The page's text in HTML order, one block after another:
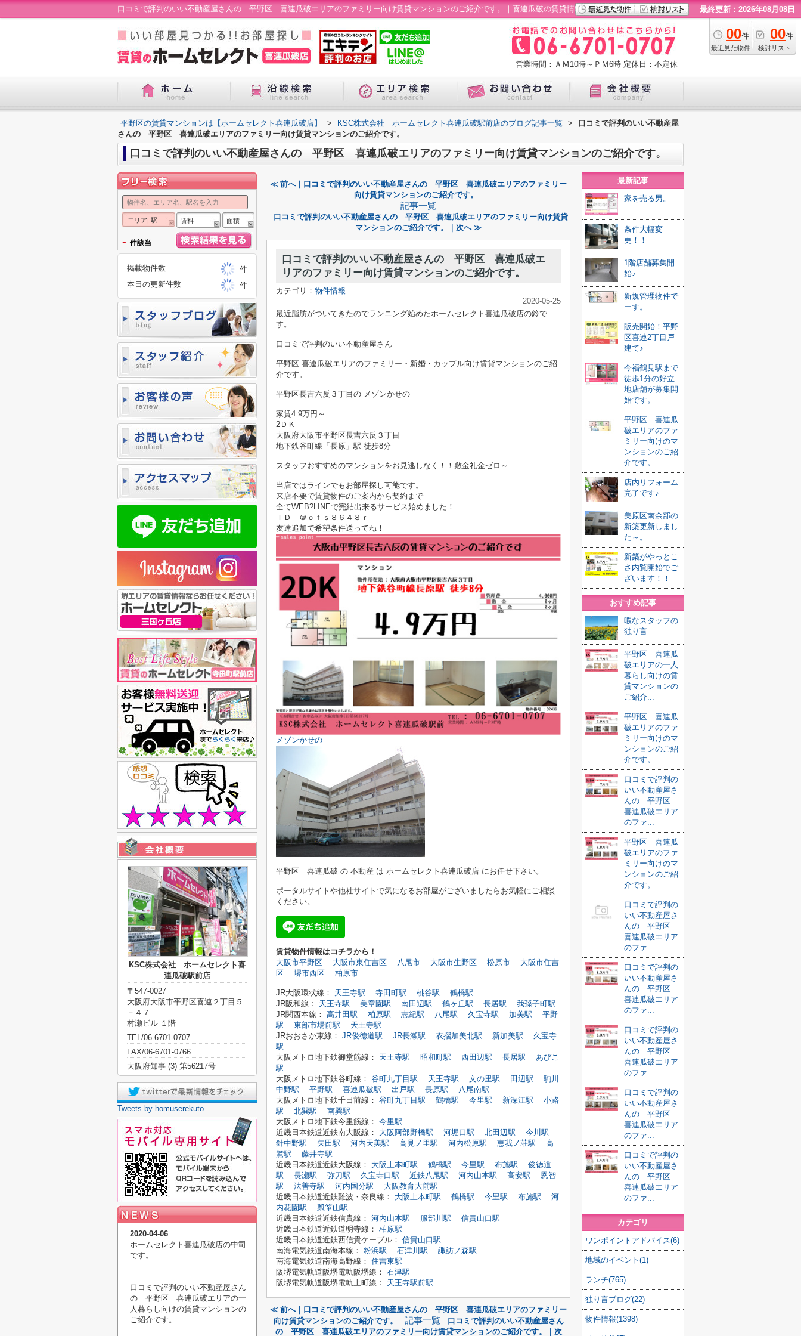
口コミで評判のいい不動産屋さんの 平野区 喜連瓜破エリアのファミリー向け賃貸マンションのご紹介です。｜喜連瓜破の賃貸情報｜ホームセレクト喜連瓜破店 最終更新：2026年08月08日
00件
最近見た物件
00件
検討リスト
営業時間：ＡＭ10時～ＰＭ6時 定休日：不定休
平野区の賃貸マンションは【ホームセレクト喜連瓜破店】 > KSC株式会社 ホームセレクト喜連瓜破駅前店のブログ記事一覧 >
口コミで評判のいい不動産屋
さんの 平野区 喜連瓜破エリアのファミリー向け賃貸マンションのご紹介です。
口コミで評判のいい不動産屋さんの 平野区 喜連瓜破エリアのファミリー向け賃貸マンションのご紹介です。
≪ 前へ｜口コミで評判のいい不動産屋さんの 平野区 喜連瓜破エリアのファミリー
向け賃貸マンションのご紹介です。
記事一覧
口コミで評判のいい不動産屋さんの 平野区 喜連瓜破エリアのファミリー向け賃貸
マンションのご紹介です。｜次へ ≫
口コミで評判のいい不動産屋さんの 平野区 喜連瓜破エ
リアのファミリー向け賃貸マンションのご紹介です。
カテゴリ： 物件情報
2020-05-25
最近脂肪がついてきたのでランニング始めたホームセレクト喜連瓜破店の鈴で
す。
口コミで評判のいい不動産屋さん
平野区 喜連瓜破エリアのファミリー・新婚・カップル向け賃貸マンションのご紹
介です。
平野区長吉六反３丁目の メゾンかせの
家賃4.9万円～
2ＤＫ
大阪府大阪市平野区長吉六反３丁目
地下鉄谷町線「長原」駅 徒歩8分
スタッフおすすめのマンションをお見逃しなく！！敷金礼金ゼロ～
当店ではラインでもお部屋探し可能です。
来店不要で賃貸物件のご案内から契約まで
全てWEB?LINEで完結出来るサービス始めました！
ＩＤ ＠ｏｆｓ８６４８ｒ
友達追加で希望条件送ってね！
メゾンかせの
平野区 喜連瓜破 の 不動産 は ホームセレクト喜連瓜破店 にお任せ下さい。
ポータルサイトや他社サイトで気になるお部屋がございましたらお気軽にご相談
ください。
賃貸物件情報はコチラから！
大阪市平野区
大阪市東住吉区 八尾市 大阪市生野区 松原市
大阪市住吉
区
堺市西区 柏原市
JR大阪環状線： 天王寺駅 寺田町駅 桃谷駅
鶴橋駅
JR阪和線： 天王寺駅 美章園駅 南田辺駅 鶴ヶ丘駅 長居駅
我孫子町駅
JR関西本線： 高井田駅 柏原駅 志紀駅 八尾駅 久宝寺駅 加美駅
平野
駅
東部市場前駅
天王寺駅
JRおおさか東線： JR俊徳道駅 JR長瀬駅 衣摺加美北駅 新加美駅
久宝寺
駅
大阪メトロ地下鉄御堂筋線： 天王寺駅 昭和町駅 西田辺駅 長居駅
あびこ
駅
大阪メトロ地下鉄谷町線： 谷町九丁目駅 天王寺駅 文の里駅 田辺駅
駒川
中野駅
平野駅 喜連瓜破駅 出戸駅 長原駅
八尾南駅
大阪メトロ地下鉄千日前線： 谷町九丁目駅 鶴橋駅 今里駅 新深江駅
小路
駅
北巽駅
南巽駅
大阪メトロ地下鉄今里筋線： 今里駅
近畿日本鉄道近鉄南大阪線： 大阪阿部野橋駅 河堀口駅 北田辺駅
今川駅
針中野駅
矢田駅 河内天美駅 高見ノ里駅 河内松原駅 恵我ノ荘駅
高
鷲駅
藤井寺駅
近畿日本鉄道近鉄大阪線： 大阪上本町駅 鶴橋駅 今里駅 布施駅
俊徳道
駅
長瀬駅 弥刀駅 久宝寺口駅 近鉄八尾駅 河内山本駅 高安駅
恩智
駅
法善寺駅 河内国分駅
大阪教育大前駅
近畿日本鉄道近鉄難波・奈良線： 大阪上本町駅 鶴橋駅 今里駅 布施駅
河
内花園駅
瓢箪山駅
近畿日本鉄道近鉄信貴線： 河内山本駅 服部川駅
信貴山口駅
近畿日本鉄道近鉄道明寺線： 柏原駅
近畿日本鉄道近鉄西信貴ケーブル： 信貴山口駅
南海電気鉄道南海本線： 粉浜駅 石津川駅
諏訪ノ森駅
南海電気鉄道南海高野線： 住吉東駅
阪堺電気軌道阪堺電軌阪堺線： 石津駅
阪堺電気軌道阪堺電軌上町線： 天王寺駅前駅
≪ 前へ｜口コミで評判のいい不動産屋さんの 平野区 喜連瓜破エリアのファミリー
向け賃貸マンションのご紹介です。
記事一覧
口コミで評判のいい不動産屋さん
の 平野区 喜連瓜破エリアのファミリー向け賃貸マンションのご紹介です。｜次
最新記事
家を売る男。
条件大幅変
更！！
1階店舗募集開
始♪
新規管理物件で
ーす。
販売開始！平野
区喜連2丁目戸
建て♪
今福鶴見駅まで
徒歩1分の好立
地店舗が募集開
始です。
平野区 喜連瓜
破エリアのファ
ミリー向けのマ
ンションのご紹
介です。
店内リフォーム
完了です♪
美原区南余部の
新築更新しまし
た～。
新築がやっとこ
さ内覧開始でご
ざいます！！
おすすめ記事
暇なスタッフの
独り言
平野区 喜連瓜
破エリアの一人
暮らし向けの賃
貸マンションの
ご紹介...
平野区 喜連瓜
破エリアのファ
ミリー向けのマ
ンションのご紹
介です。
口コミで評判の
いい不動産屋さ
んの 平野区
喜連瓜破エリア
のファ...
平野区 喜連瓜
破エリアのファ
ミリー向けのマ
ンションのご紹
介です。
口コミで評判の
いい不動産屋さ
んの 平野区
喜連瓜破エリア
のファ...
口コミで評判の
いい不動産屋さ
んの 平野区
喜連瓜破エリア
のファ...
口コミで評判の
いい不動産屋さ
んの 平野区
喜連瓜破エリア
のファ...
口コミで評判の
いい不動産屋さ
んの 平野区
喜連瓜破エリア
のファ...
口コミで評判の
いい不動産屋さ
んの 平野区
喜連瓜破エリア
のファ...
カテゴリ
ワンポイントアドバイス(6)
地域のイベント(1)
ランチ(765)
独り言ブログ(22)
物件情報(1398)
エリア| 駅 賃料 面積
- 件該当
掲載物件数
件
本日の更新件数
件
KSC株式会社 ホームセレクト喜
連瓜破駅前店
〒547-0027
大阪府大阪市平野区喜連２丁目５
－４７
村瀬ビル １階
TEL/06-6701-0707
FAX/06-6701-0766
大阪府知事 (3) 第56217号
Tweets by homuserekuto
2020-04-06
ホームセレクト喜連瓜破店の中司
です。
口コミで評判のいい不動産屋さん
の 平野区 喜連瓜破エリアの一
人暮らし向けの賃貸マンションの
ご紹介です。